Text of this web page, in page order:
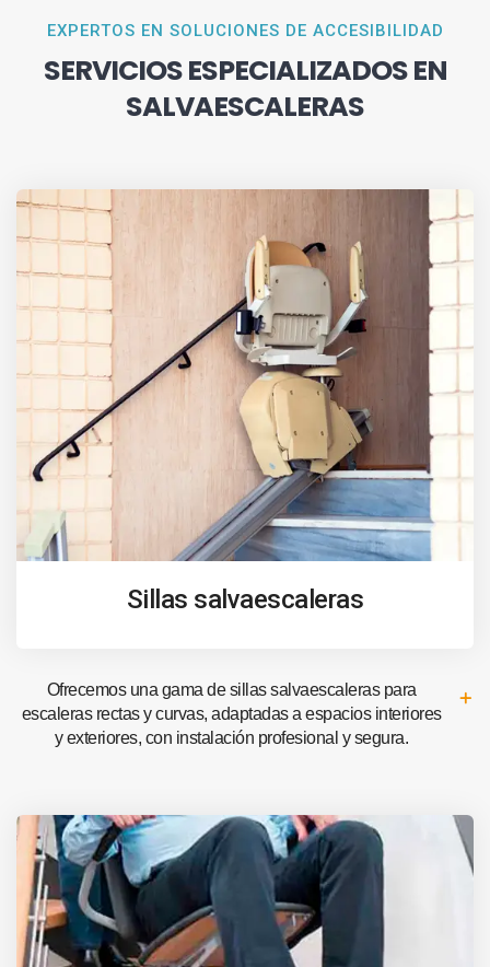
EXPERTOS EN SOLUCIONES DE ACCESIBILIDAD
SERVICIOS ESPECIALIZADOS EN
SALVAESCALERAS
Sillas salvaescaleras
Ofrecemos una gama de sillas salvaescaleras para
escaleras rectas y curvas, adaptadas a espacios interiores
y exteriores, con instalación profesional y segura.